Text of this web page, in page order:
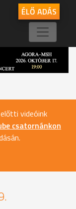
ÉLŐ ADÁS
videóink
csatornánkon